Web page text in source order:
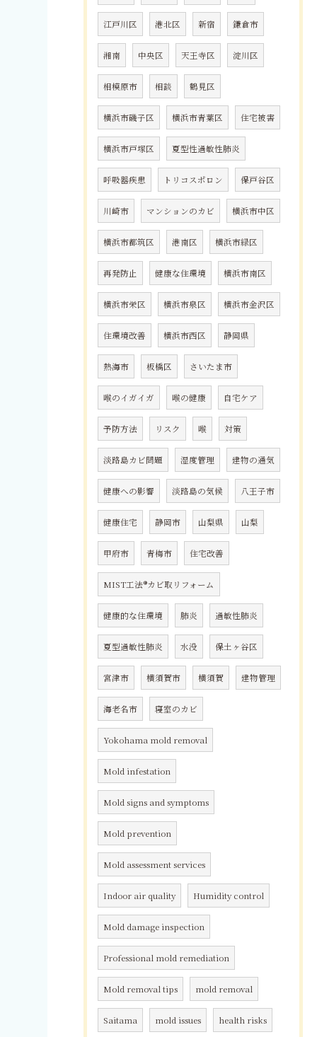
江戸川区 港北区 新宿 鎌倉市
湘南 中央区 天王寺区 淀川区
相模原市 相談 鶴見区
横浜市磯子区 横浜市青葉区 住宅被害
横浜市戸塚区 夏型性過敏性肺炎
呼吸器疾患 トリコスポロン 保戸谷区
川崎市 マンションのカビ 横浜市中区
横浜市都筑区 港南区 横浜市緑区
再発防止 健康な住環境 横浜市南区
横浜市栄区 横浜市泉区 横浜市金沢区
住環境改善 横浜市西区 静岡県
熱海市 板橋区 さいたま市
喉のイガイガ 喉の健康 自宅ケア
予防方法 リスク 喉 対策
淡路島カビ問題 湿度管理 建物の通気
健康への影響 淡路島の気候 八王子市
健康住宅 静岡市 山梨県 山梨
甲府市 青梅市 住宅改善
MIST工法®カビ取リフォーム
健康的な住環境 肺炎 過敏性肺炎
夏型過敏性肺炎 水没 保土ヶ谷区
宮津市 横須賀市 横須賀 建物管理
海老名市 寝室のカビ
Yokohama mold removal
Mold infestation
Mold signs and symptoms
Mold prevention
Mold assessment services
Indoor air quality Humidity control
Mold damage inspection
Professional mold remediation
Mold removal tips mold removal
Saitama mold issues health risks